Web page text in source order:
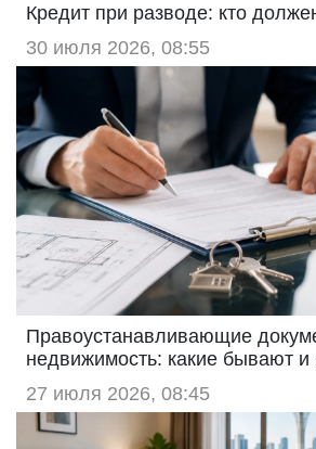
Кредит при разводе: кто
30 июля 2026, 08:55
Правоустанавливающие
недвижимость: какие бывают и
27 июля 2026, 08:45